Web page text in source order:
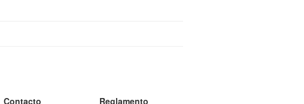
Contacto Reglamento